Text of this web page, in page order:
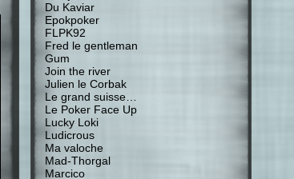
Du Kaviar
Epokpoker
FLPK92
Fred le gentleman
Gum
Join the river
Julien le Corbak
Le grand suisse…
Le Poker Face Up
Lucky Loki
Ludicrous
Ma valoche
Mad-Thorgal
Marcico